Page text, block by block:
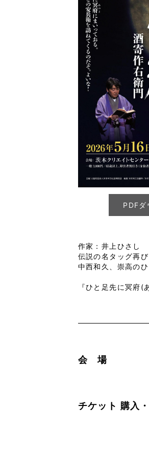
PDFダ
作家：井上ひさし
伝説の名タッグ再び
中西和久、崇高の
『ひと足先に冥府
会 場
チケット 購入